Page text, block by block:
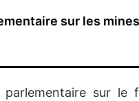
sur les mines
parlementaire sur